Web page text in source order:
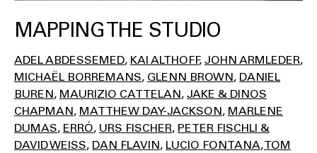
MAPPING THE STUDIO
ADEL ABDESSEMED KAI ALTHOFF JOHN ARMLEDER
MICHAËL BORREMANS GLENN BROWN DANIEL
BUREN MAURIZIO CATTELAN JAKE & DINOS
CHAPMAN MATTHEW DAY-JACKSON MARLENE
DUMAS ERRÓ URS FISCHER PETER FISCHLI &
DAVID WEISS DAN FLAVIN LUCIO FONTANA TOM